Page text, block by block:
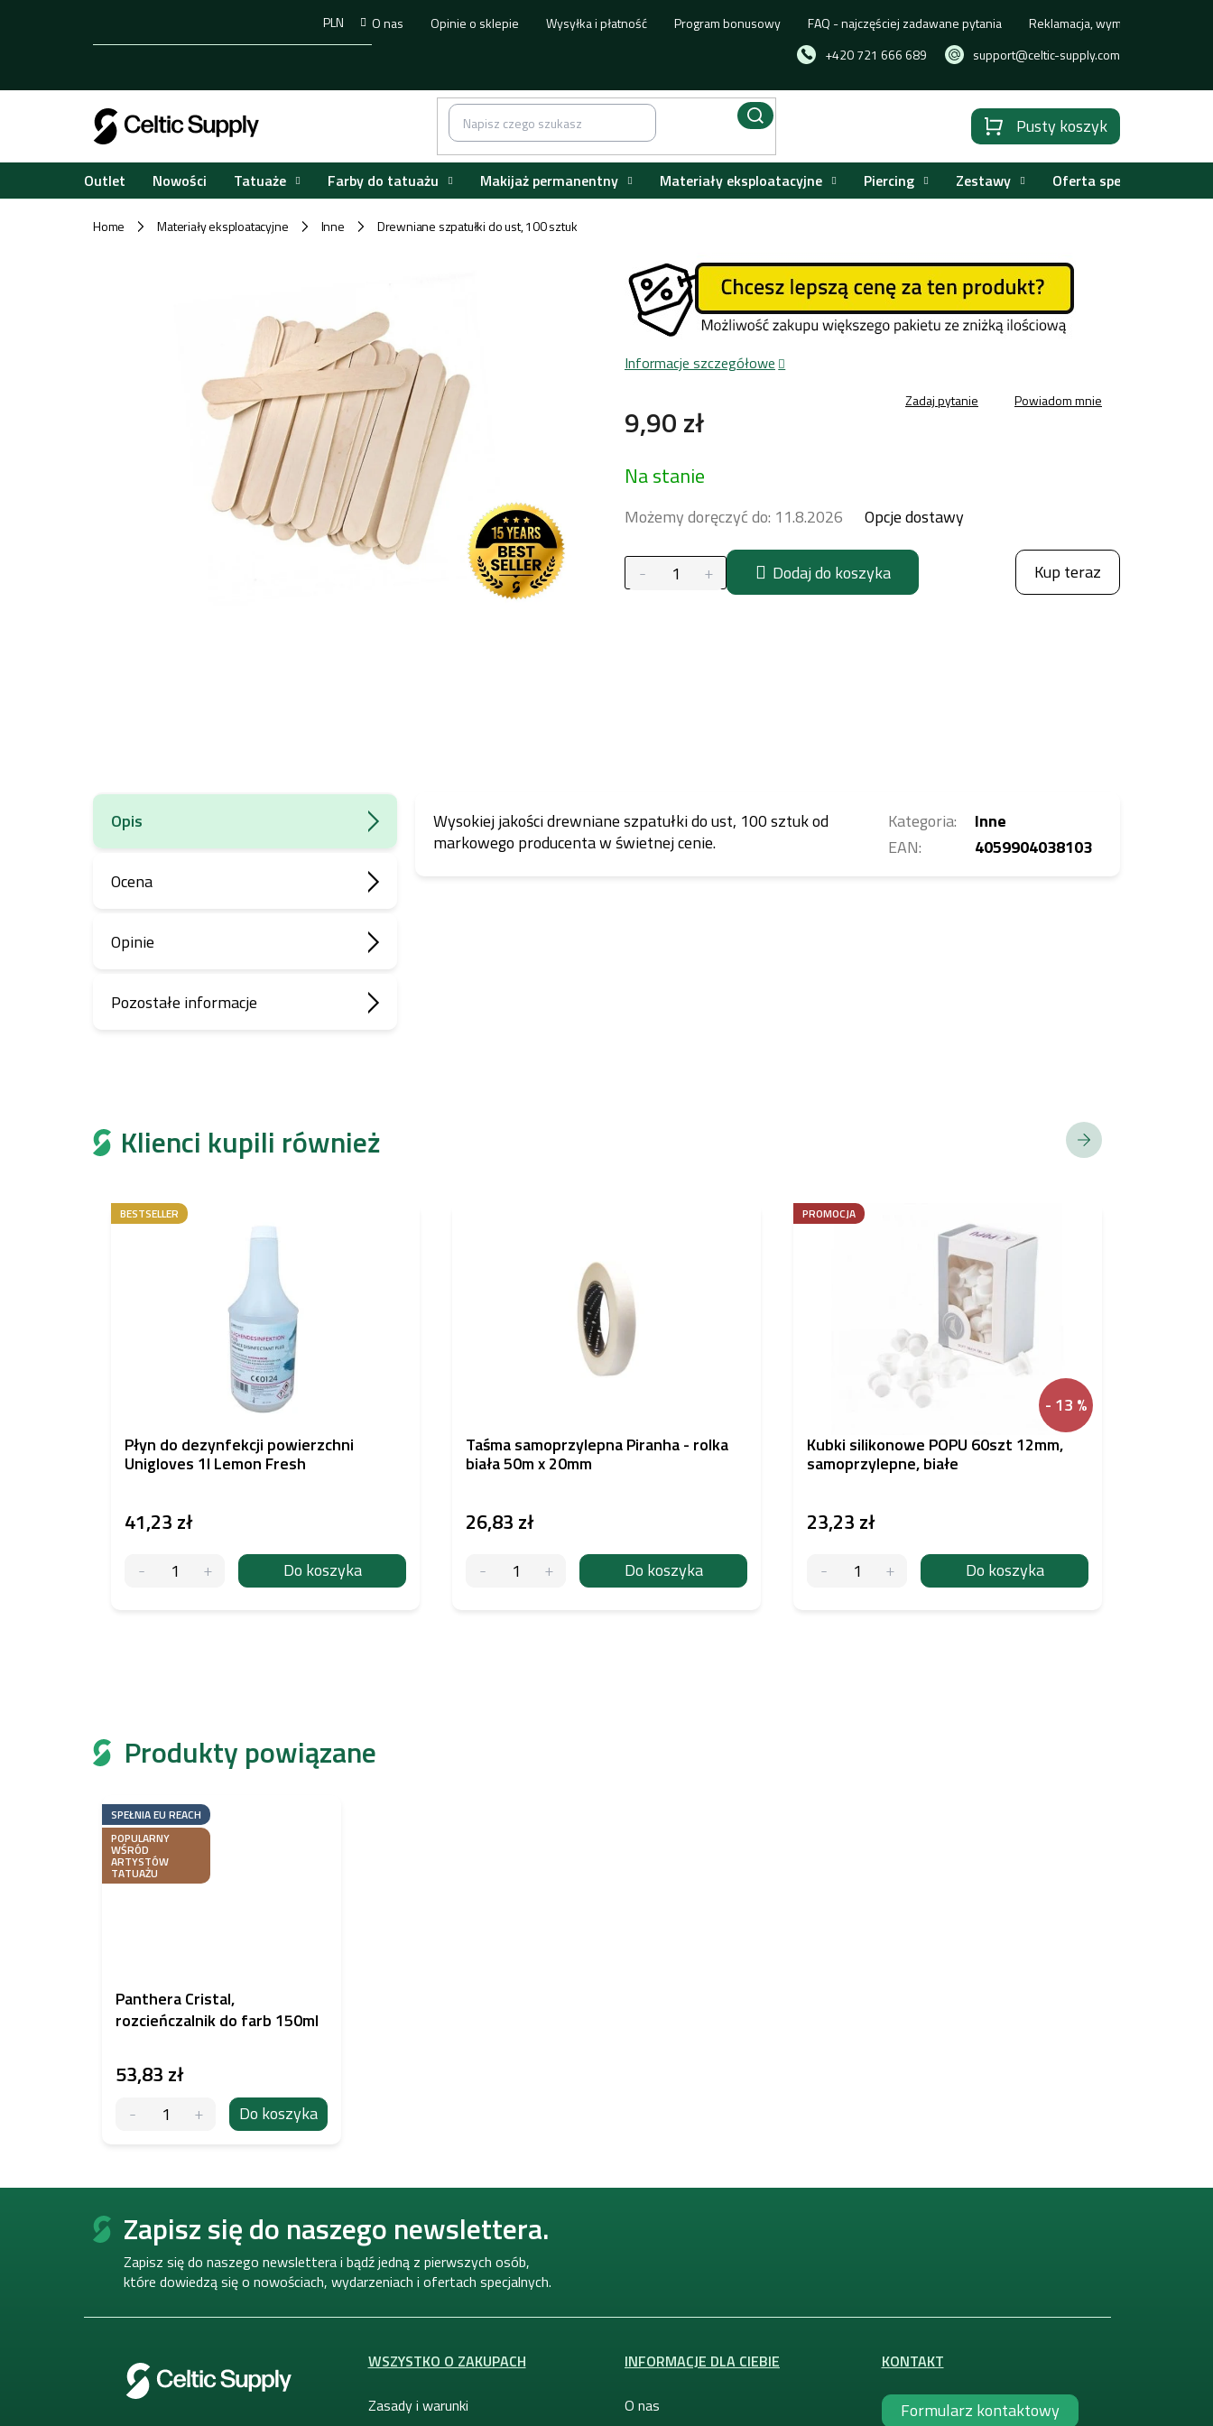
+420 721 666 689 support@celtic-supply.com
O nas Opinie o sklepie Wysyłka i płatność Program bonusowy FAQ - najczęściej zadawane pytania Reklamacja, wymiana lub zwrot
PLN
KoszykPusty koszyk
Outlet Nowości Tatuaże Farby do tatuażu Makijaż permanentny Materiały eksploatacyjne Piercing Zestawy Oferta specjalna
Home / Materiały eksploatacyjne / Inne / Drewniane szpatułki do ust, 100 sztuk
9,90 zł
jednostkowa:
Na stanie
Możemy doręczyć do: 11.8.2026 Opcje dostawy
Dodaj do koszyka Kup teraz
Informacje szczegółowe
Zadaj pytanie Powiadom mnie
Produkty powiązane
SPEŁNIA EU REACH
POPULARNY
WŚRÓD
ARTYSTÓW
TATUAŻU
Panthera Cristal,
rozcieńczalnik do farb 150ml
53,83 zł
Do koszyka
Opis
Ocena
Opinie
Pozostałe informacje
Wysokiej jakości drewniane szpatułki do ust, 100 sztuk od
markowego producenta w świetnej cenie.
Kategoria:
Inne
EAN: 4059904038103
Klienci kupili również
BESTSELLER
Płyn do dezynfekcji powierzchni
Unigloves 1l Lemon Fresh
41,23 zł
Do koszyka
Taśma samoprzylepna Piranha - rolka
biała 50m x 20mm
26,83 zł
Do koszyka
- 13 %
PROMOCJA
Kubki silikonowe POPU 60szt 12mm,
samoprzylepne, białe
23,23 zł
Do koszyka
S
Zapisz się do naszego newslettera.
Zapisz się do naszego newslettera i bądź jedną z pierwszych osób,
które dowiedzą się o nowościach, wydarzeniach i ofertach specjalnych.
WSZYSTKO O ZAKUPACH
Zasady i warunki
INFORMACJE DLA CIEBIE
O nas
KONTAKT
Formularz kontaktowy